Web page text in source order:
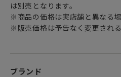
は別売となります。
※商品の価格は実店舗と異なる場
※販売価格は予告なく変更される
ブランド